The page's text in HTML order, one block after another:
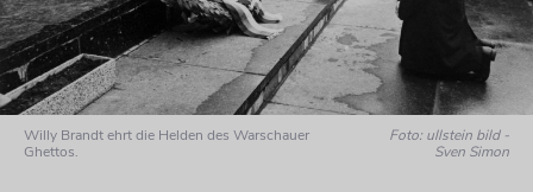
Willy Brandt ehrt die Helden des Warschauer
Ghettos.
Foto: ullstein bild -
Sven Simon